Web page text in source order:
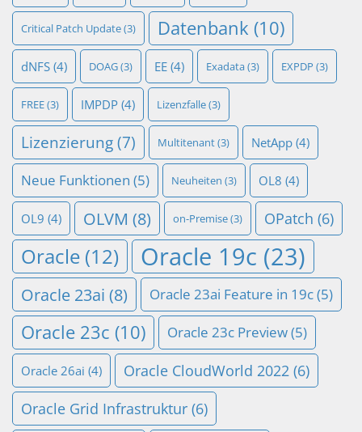
Critical Patch Update(3) Datenbank (10)
dNFS (4) DOAG(3) EE (4) Exadata(3) EXPDP (3)
FREE(3) IMPDP (4) Lizenzfalle(3)
Lizenzierung(7) Multitenant(3) NetApp (4)
Neue Funktionen (5) Neuheiten (3) OL8 (4)
OL9 (4) OLVM (8) on-Premise(3) OPatch (6)
Oracle (12) Oracle 19c (23)
Oracle 23ai (8) Oracle 23ai Feature in 19c(5)
Oracle 23c (10) Oracle 23c Preview(5)
Oracle 26ai (4) Oracle CloudWorld 2022 (6)
Oracle Grid Infrastruktur (6)